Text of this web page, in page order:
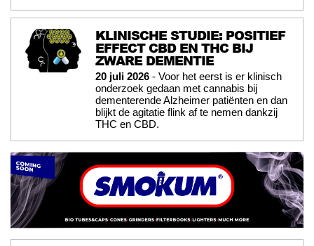
KLINISCHE STUDIE: POSITIEF
EFFECT CBD EN THC BIJ
ZWARE DEMENTIE
20 juli 2026 - Voor het eerst is er klinisch
onderzoek gedaan met cannabis bij
dementerende Alzheimer patiënten en dan
blijkt de agitatie flink af te nemen dankzij
THC en CBD.